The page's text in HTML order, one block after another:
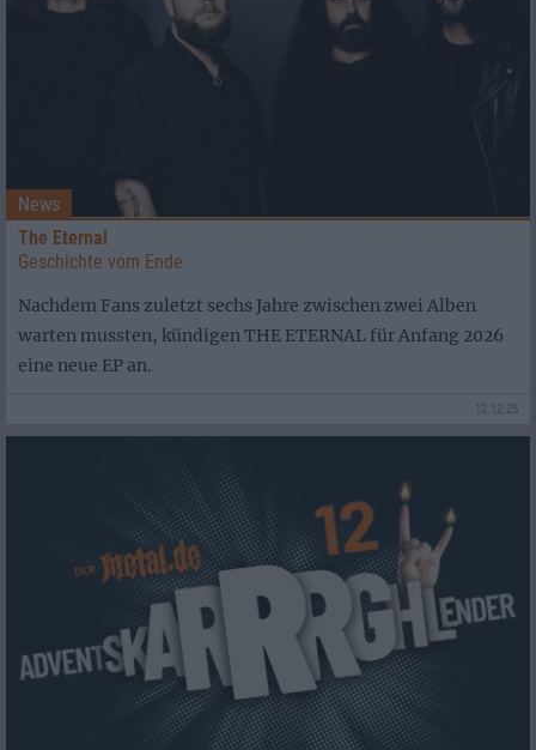
News
The Eternal
Geschichte vom Ende
Nachdem Fans zuletzt sechs Jahre zwischen zwei Alben
warten mussten, kündigen THE ETERNAL für Anfang 2026
eine neue EP an.
12.12.25